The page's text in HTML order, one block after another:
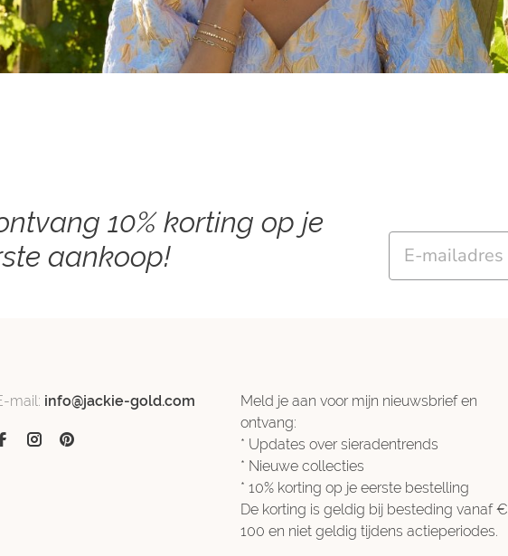
10% korting op je
aankoop!
Email
mail: info@jackie-gold.com
Meld je aan voor mijn nieuwsbrief en
ontvang:
* Updates over sieradentrends
* Nieuwe collecties
* 10% korting op je eerste bestelling
De korting is geldig bij besteding vanaf €
100 en niet geldig tijdens actieperiodes.